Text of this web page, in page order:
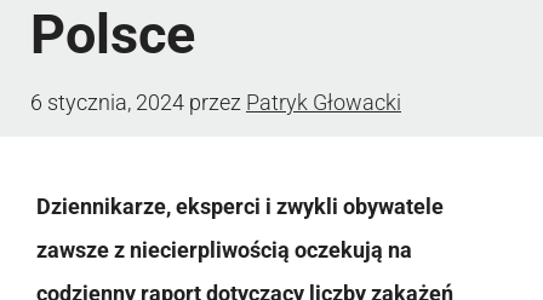
Polsce
6 stycznia, 2024 przez Patryk Głowacki
Dziennikarze, eksperci i zwykli obywatele
zawsze z niecierpliwością oczekują na
codzienny raport dotyczący liczby zakażeń